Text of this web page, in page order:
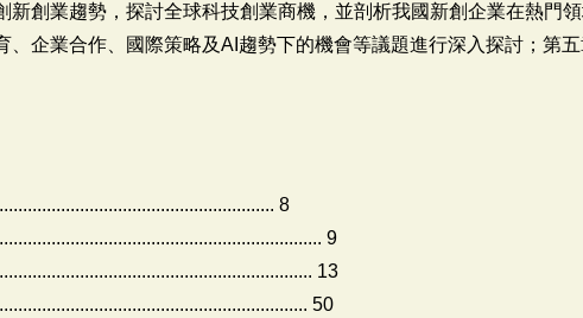
新創業趨勢，探討全球科技創業商機，並剖析我國新創企業在熱門
、企業合作、國際策略及AI趨勢下的機會等議題進行深入探討；第
8
9
13
50